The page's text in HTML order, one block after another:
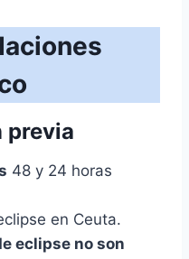
previa
48 y 24 horas
en Ceuta.
eclipse no son